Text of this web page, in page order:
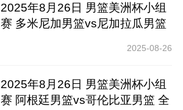
2025年8月26日 男篮美洲杯小组
赛 多米尼加男篮vs尼加拉瓜男篮
2025-08-26
2025年8月26日 男篮美洲杯小组
赛 阿根廷男篮vs哥伦比亚男篮 全